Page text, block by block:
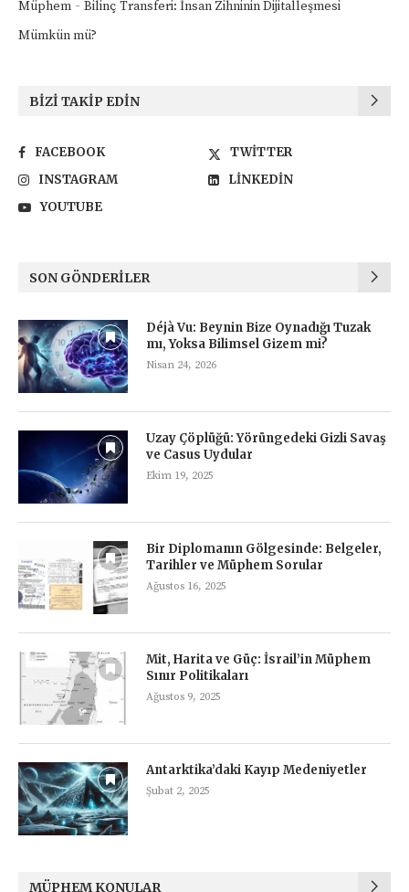
Müphem - Bilinç Transferi: İnsan Zihninin Dijitalleşmesi
Mümkün mü?
BIZI TAKIP EDIN
FACEBOOK
TWITTER
INSTAGRAM
LINKEDIN
YOUTUBE
SON GÖNDERILER
Déjà Vu: Beynin Bize Oynadığı Tuzak
mı, Yoksa Bilimsel Gizem mi?
Nisan 24, 2026
Uzay Çöplüğü: Yörüngedeki Gizli Savaş
ve Casus Uydular
Ekim 19, 2025
Bir Diplomanın Gölgesinde: Belgeler,
Tarihler ve Müphem Sorular
Ağustos 16, 2025
Mit, Harita ve Güç: İsrail’in Müphem
Sınır Politikaları
Ağustos 9, 2025
Antarktika’daki Kayıp Medeniyetler
Şubat 2, 2025
MÜPHEM KONULAR